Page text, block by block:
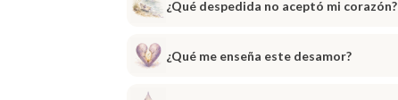
¿Qué despedida no aceptó mi corazón?
¿Qué me enseña este desamor?